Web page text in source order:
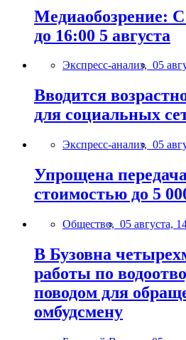
Медиаобозрение: С
до 16:00 5 августа
Экспресс-анализ, 05
Вводится
для социальных
Экспресс-анализ, 05
Упрощена
стоимостью до 5
Общество, 05 августа,
В Бузовна
работы по
поводом для
омбудсмену